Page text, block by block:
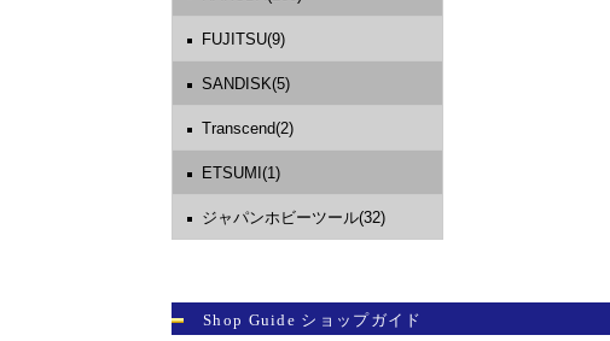
FUJITSU(9)
SANDISK(5)
Transcend(2)
ETSUMI(1)
ジャパンホビーツール(32)
Shop Guide ショップガイド